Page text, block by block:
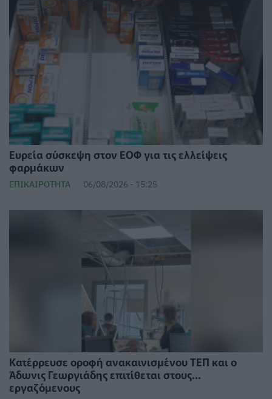
Ευρεία σύσκεψη στον ΕΟΦ για τις ελλείψεις
φαρμάκων
ΕΠΙΚΑΙΡΌΤΗΤΑ 06/08/2026 - 15:25
Κατέρρευσε οροφή ανακαινισμένου ΤΕΠ και ο
Άδωνις Γεωργιάδης επιτίθεται στους...
εργαζόμενους